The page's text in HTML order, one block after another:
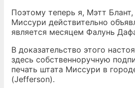
Поэтому теперь я, Мэтт Блант,
Миссури действительно
является месяцем Фалунь
В доказательство этого
здесь собственноручную
печать штата Миссури в
(Jefferson).